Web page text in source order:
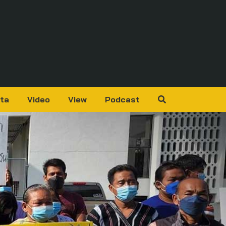
Video View Podcast